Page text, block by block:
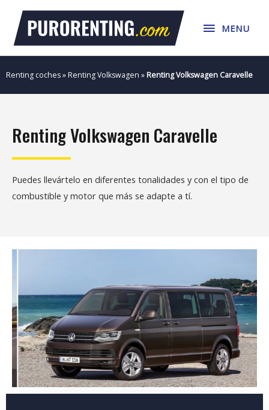
contenido
MENU
MENU
Renting coches»Renting Volkswagen »Renting Volkswagen Caravelle
Renting Volkswagen Caravelle
Puedes llevártelo en diferentes tonalidades y con el tipo de
combustible y motor que más se adapte a tí.